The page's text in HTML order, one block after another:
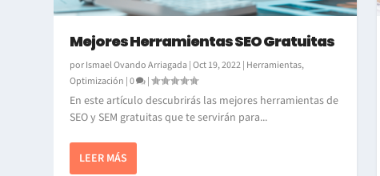
Mejores Herramientas SEO Gratuitas
porIsmael Ovando Arriagada|Oct 19, 2022| Herramientas,
Optimización |0 |
En este artículo descubrirás las mejores herramientas de
SEO y SEM gratuitas que te servirán para...
LEER MÁS